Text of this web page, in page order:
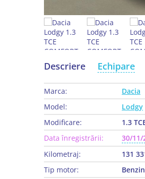
Descriere Echipare
Marca:
Dacia
Model:
Lodgy
Modificare:
1.3
Data înregistrării:
30/11/
Kilometraj:
131
Tip motor: